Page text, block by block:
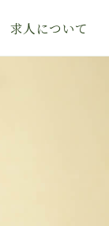
求人について